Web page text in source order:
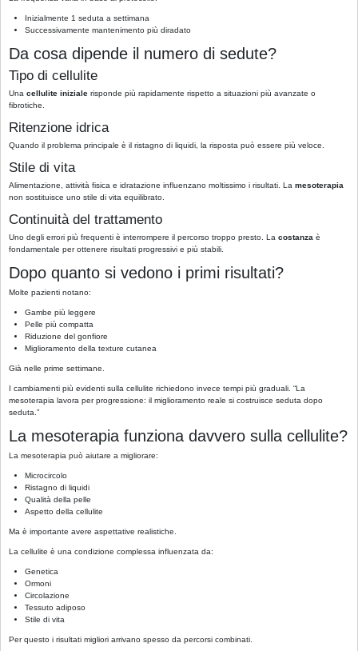
Inizialmente 1 seduta a settimana
Successivamente mantenimento più diradato
Da cosa dipende il numero di sedute?
Tipo di cellulite
Una cellulite iniziale risponde più rapidamente rispetto a situazioni più avanzate o
fibrotiche.
Ritenzione idrica
Quando il problema principale è il ristagno di liquidi, la risposta può essere più veloce.
Stile di vita
Alimentazione, attività fisica e idratazione influenzano moltissimo i risultati. La mesoterapia
non sostituisce uno stile di vita equilibrato.
Continuità del trattamento
Uno degli errori più frequenti è interrompere il percorso troppo presto. La costanza è
fondamentale per ottenere risultati progressivi e più stabili.
Dopo quanto si vedono i primi risultati?
Molte pazienti notano:
Gambe più leggere
Pelle più compatta
Riduzione del gonfiore
Miglioramento della texture cutanea
Già nelle prime settimane.
I cambiamenti più evidenti sulla cellulite richiedono invece tempi più graduali. “La
mesoterapia lavora per progressione: il miglioramento reale si costruisce seduta dopo
seduta.”
La mesoterapia funziona davvero sulla cellulite?
La mesoterapia può aiutare a migliorare:
Microcircolo
Ristagno di liquidi
Qualità della pelle
Aspetto della cellulite
Ma è importante avere aspettative realistiche.
La cellulite è una condizione complessa influenzata da:
Genetica
Ormoni
Circolazione
Tessuto adiposo
Stile di vita
Per questo i risultati migliori arrivano spesso da percorsi combinati.